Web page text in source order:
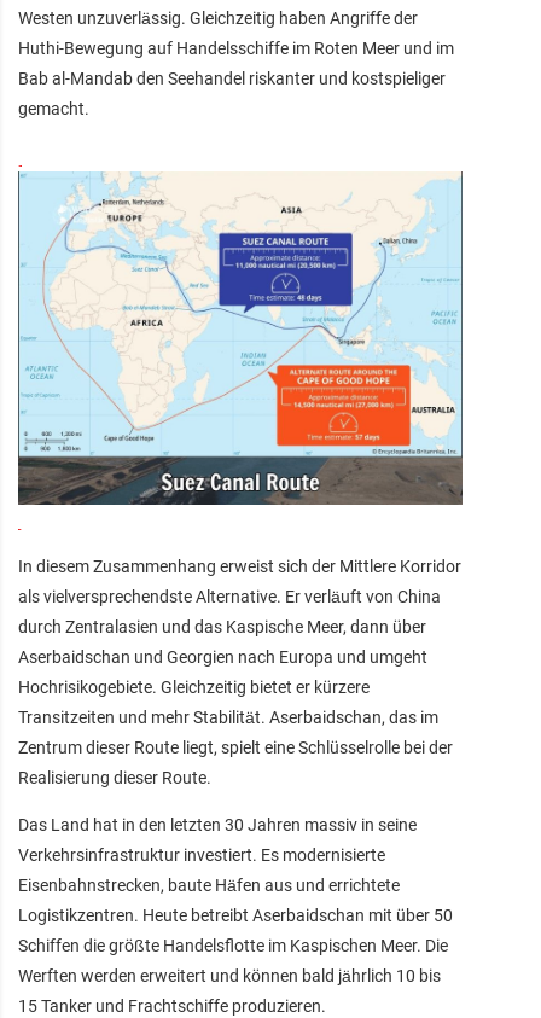
Westen unzuverlässig. Gleichzeitig haben Angriffe der
Huthi-Bewegung auf Handelsschiffe im Roten Meer und im
Bab al-Mandab den Seehandel riskanter und kostspieliger
gemacht.
In diesem Zusammenhang erweist sich der Mittlere Korridor
als vielversprechendste Alternative. Er verläuft von China
durch Zentralasien und das Kaspische Meer, dann über
Aserbaidschan und Georgien nach Europa und umgeht
Hochrisikogebiete. Gleichzeitig bietet er kürzere
Transitzeiten und mehr Stabilität. Aserbaidschan, das im
Zentrum dieser Route liegt, spielt eine Schlüsselrolle bei der
Realisierung dieser Route.
Das Land hat in den letzten 30 Jahren massiv in seine
Verkehrsinfrastruktur investiert. Es modernisierte
Eisenbahnstrecken, baute Häfen aus und errichtete
Logistikzentren. Heute betreibt Aserbaidschan mit über 50
Schiffen die größte Handelsflotte im Kaspischen Meer. Die
Werften werden erweitert und können bald jährlich 10 bis
15 Tanker und Frachtschiffe produzieren.